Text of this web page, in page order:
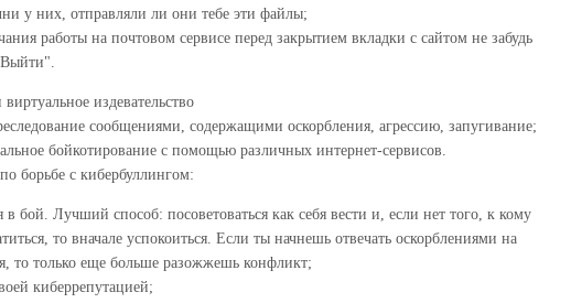
у них, отправляли ли они тебе эти файлы;
работы на почтовом сервисе перед закрытием вкладки с сайтом не забудь
издевательство
сообщениями, содержащими оскорбления, агрессию, запугивание;
бойкотирование с помощью различных интернет-сервисов.
борьбе с кибербуллингом:
в бой. Лучший способ: посоветоваться как себя вести и, если нет того, к кому
то вначале успокоиться. Если ты начнешь отвечать оскорблениями на
то только еще больше разожжешь конфликт;
киберрепутацией;